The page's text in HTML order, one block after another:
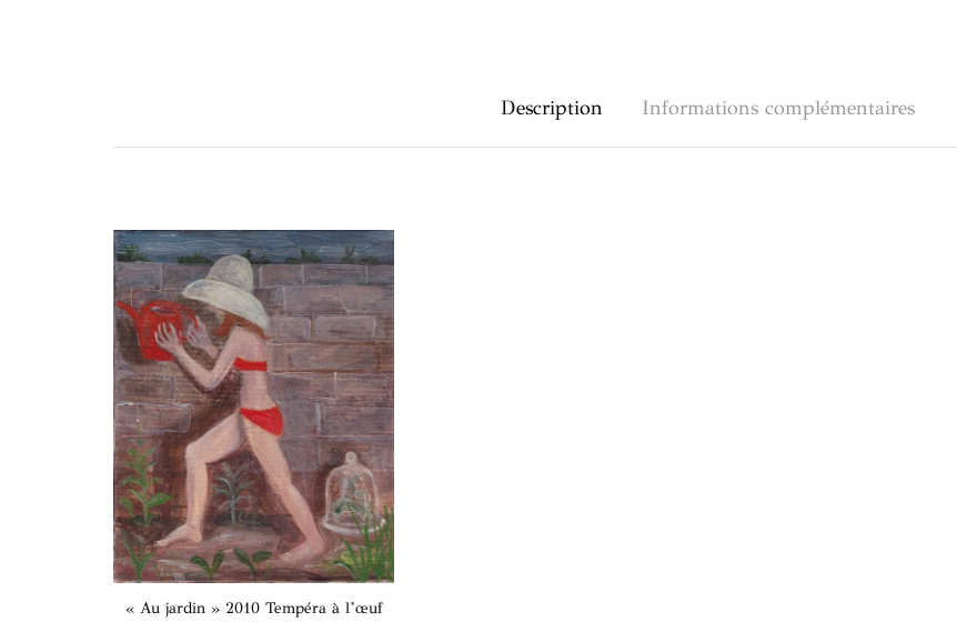
Description Informations complémentaires
« Au jardin » 2010 Tempéra à l’œuf